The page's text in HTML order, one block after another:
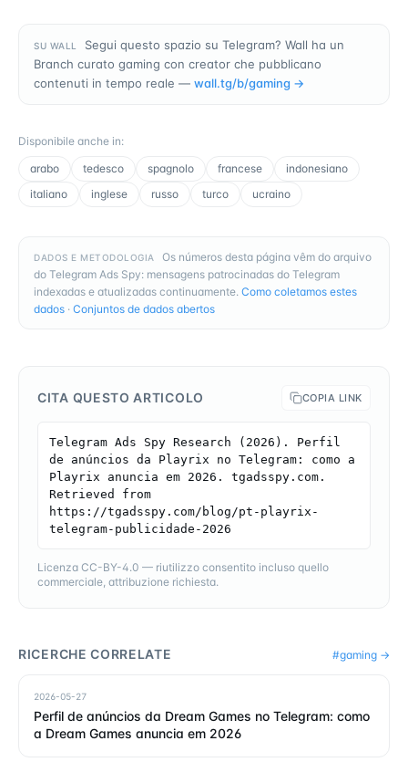
SU WALL
Segui questo spazio su Telegram? Wall ha un
Branch curato gaming con creator che pubblicano
contenuti in tempo reale — wall.tg/b/gaming →
Disponibile anche in:
arabo
tedesco spagnolo francese
indonesiano
italiano
inglese russo turco ucraino
DADOS E METODOLOGIA
Os números desta página vêm do arquivo
do Telegram Ads Spy: mensagens patrocinadas do Telegram
indexadas e atualizadas continuamente. Como coletamos estes
dados · Conjuntos de dados abertos
CITA QUESTO ARTICOLO COPIA LINK
Telegram Ads Spy Research (2026). Perfil
de anúncios da Playrix no Telegram: como a
Playrix anuncia em 2026. tgadsspy.com.
Retrieved from
https://tgadsspy.com/blog/pt-playrix-
telegram-publicidade-2026
Licenza CC-BY-4.0 — riutilizzo consentito incluso quello
commerciale, attribuzione richiesta.
RICERCHE CORRELATE #gaming →
2026-05-27
Perfil de anúncios da Dream Games no Telegram: como
a Dream Games anuncia em 2026